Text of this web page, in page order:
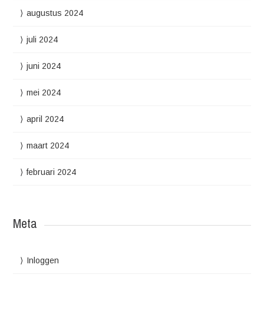
augustus 2024
juli 2024
juni 2024
mei 2024
april 2024
maart 2024
februari 2024
Meta
Inloggen